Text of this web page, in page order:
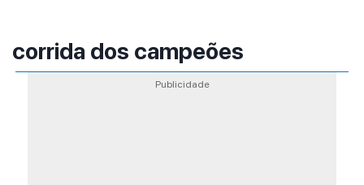
corrida dos campeões
Publicidade